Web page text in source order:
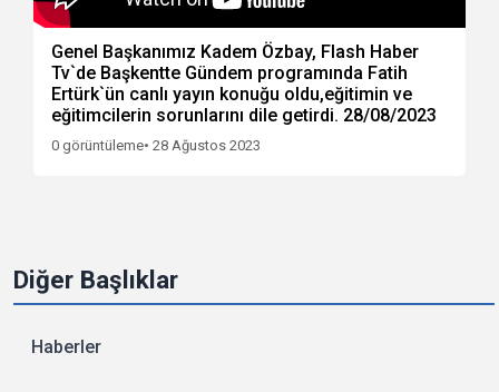
Diğer Başlıklar
Haberler
Genel Başkanımız Kadem Özbay, Flash Haber
Tv`de Başkentte Gündem programında Fatih
Ertürk`ün canlı yayın konuğu oldu,eğitimin ve
eğitimcilerin sorunlarını dile getirdi. 28/08/2023
0 görüntüleme• 28 Ağustos 2023